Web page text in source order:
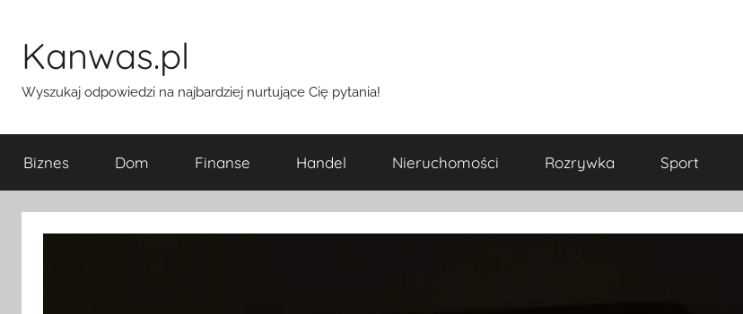
treściKanwas.pl
Wyszukaj odpowiedzi na najbardziej nurtujące Cię pytania!
Biznes Dom Finanse Handel Nieruchomości Rozrywka Sport